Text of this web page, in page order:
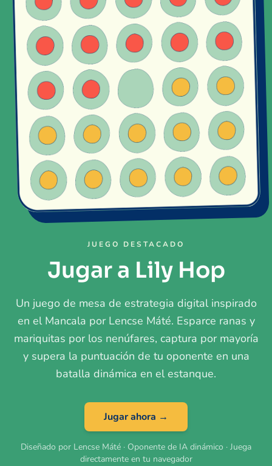
JUEGO DESTACADO
Jugar a Lily Hop
Un juego de mesa de estrategia digital inspirado
en el Mancala por Lencse Máté. Esparce ranas y
mariquitas por los nenúfares, captura por mayoría
y supera la puntuación de tu oponente en una
batalla dinámica en el estanque.
Jugar ahora →
Diseñado por Lencse Máté · Oponente de IA dinámico · Juega
directamente en tu navegador